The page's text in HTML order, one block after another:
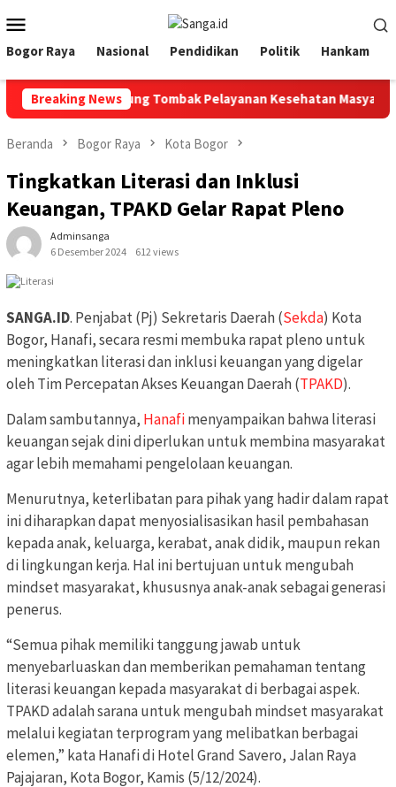
ke
kontenMobile
Bogor Raya Nasional Pendidikan Politik Hankam
Breaking News
Wajib Jadi Ujung Tombak Pelayanan Kesehatan Masyarakat
Beranda Bogor Raya Kota Bogor
Tingkatkan Literasi dan Inklusi
Keuangan, TPAKD Gelar Rapat Pleno
Adminsanga
6 Desember 2024
612 views
SANGA.ID. Penjabat (Pj) Sekretaris Daerah (Sekda) Kota
Bogor, Hanafi, secara resmi membuka rapat pleno untuk
meningkatkan literasi dan inklusi keuangan yang digelar
oleh Tim Percepatan Akses Keuangan Daerah (TPAKD).
Dalam sambutannya, Hanafimenyampaikan bahwa literasi
keuangan sejak dini diperlukan untuk membina masyarakat
agar lebih memahami pengelolaan keuangan.
Menurutnya, keterlibatan para pihak yang hadir dalam rapat
ini diharapkan dapat menyosialisasikan hasil pembahasan
kepada anak, keluarga, kerabat, anak didik, maupun rekan
di lingkungan kerja. Hal ini bertujuan untuk mengubah
mindset masyarakat, khususnya anak-anak sebagai generasi
penerus.
“Semua pihak memiliki tanggung jawab untuk
menyebarluaskan dan memberikan pemahaman tentang
literasi keuangan kepada masyarakat di berbagai aspek.
TPAKD adalah sarana untuk mengubah mindset masyarakat
melalui kegiatan terprogram yang melibatkan berbagai
elemen,” kata Hanafi di Hotel Grand Savero, Jalan Raya
Pajajaran, Kota Bogor, Kamis (5/12/2024).